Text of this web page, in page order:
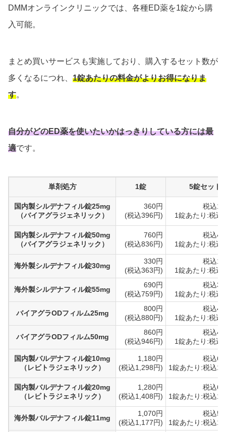
DMMオンラインクリニックでは、各種ED薬を1錠から購
入可能。
まとめ買いサービスも実施しており、購入するセット数が
多くなるにつれ、 1錠あたりの料金がよりお得になりま
す。
自分がどのED薬を使いたいかはっきりしている方には最
適です。
単剤処方 1錠 5錠セット
国内製シルデナフィル錠25mg
（バイアグラジェネリック）
360円
(税込396円)
税込
1錠あたり:税込
国内製シルデナフィル錠50mg
（バイアグラジェネリック）
760円
(税込836円)
税込
1錠あたり:税込
海外製シルデナフィル錠30mg
330円
(税込363円)
税込
1錠あたり:税込
海外製シルデナフィル錠55mg
690円
(税込759円)
税込
1錠あたり:税込
バイアグラODフィルム25mg
800円
(税込880円)
税込
1錠あたり:税込
バイアグラODフィルム50mg
860円
(税込946円)
税込
1錠あたり:税込
国内製バルデナフィル錠10mg
（レビトラジェネリック）
1,180円
(税込1,298円)
税込
1錠あたり:税込
国内製バルデナフィル錠20mg
（レビトラジェネリック）
1,280円
(税込1,408円)
税込
1錠あたり:税込
海外製バルデナフィル錠11mg
1,070円
(税込1,177円)
税込
1錠あたり:税込